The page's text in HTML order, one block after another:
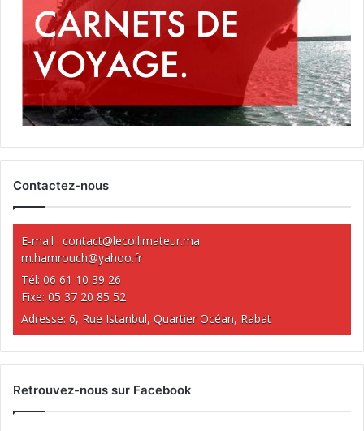
Contactez-nous
E-mail : contact@lecollimateur.ma
m.hamrouch@yahoo.fr
Tél: 06 61 10 39 26
Fixe: 05 37 20 85 52
Adresse: 6, Rue Istanbul, Quartier Océan, Rabat
Retrouvez-nous sur Facebook